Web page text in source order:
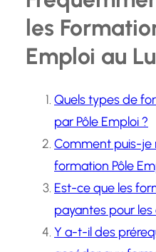
les
Emploi au
Quels types de
par Pôle Emploi ?
Comment puis-je
formation Pôle
Est-ce que les
payantes pour
Y a-t-il des